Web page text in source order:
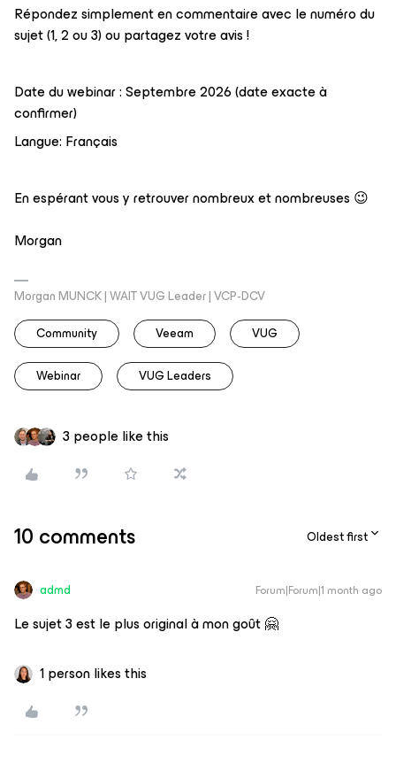
Répondez simplement en commentaire avec le numéro du
sujet (1, 2 ou 3) ou partagez votre avis !
Date du webinar : Septembre 2026 (date exacte à
confirmer)
Langue: Français
En espérant vous y retrouver nombreux et nombreuses 😉
Morgan
Morgan MUNCK | WAIT VUG Leader | VCP-DCV
Community
Veeam VUG
Webinar VUG Leaders
3 people like this
10 comments Oldest first
admd Forum|Forum|1 month ago
Le sujet 3 est le plus original à mon goût 🤗
1 person likes this